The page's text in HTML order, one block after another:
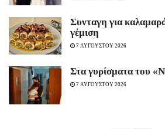
Συνταγη για
γέμιση
7 ΑΥΓΟΥΣΤΟΥ 2026
Στα γυρίσματα του
7 ΑΥΓΟΥΣΤΟΥ 2026